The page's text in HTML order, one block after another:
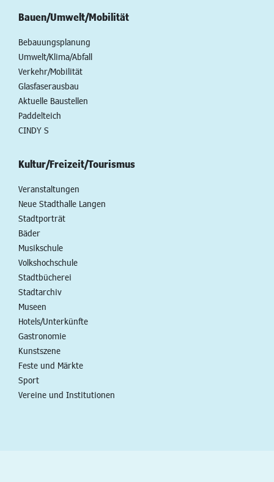
Bauen/Umwelt/Mobilität
Bebauungsplanung
Umwelt/Klima/Abfall
Verkehr/Mobilität
Glasfaserausbau
Aktuelle Baustellen
Paddelteich
CINDY S
Kultur/Freizeit/Tourismus
Veranstaltungen
Neue Stadthalle Langen
Stadtporträt
Bäder
Musikschule
Volkshochschule
Stadtbücherei
Stadtarchiv
Museen
Hotels/Unterkünfte
Gastronomie
Kunstszene
Feste und Märkte
Sport
Vereine und Institutionen